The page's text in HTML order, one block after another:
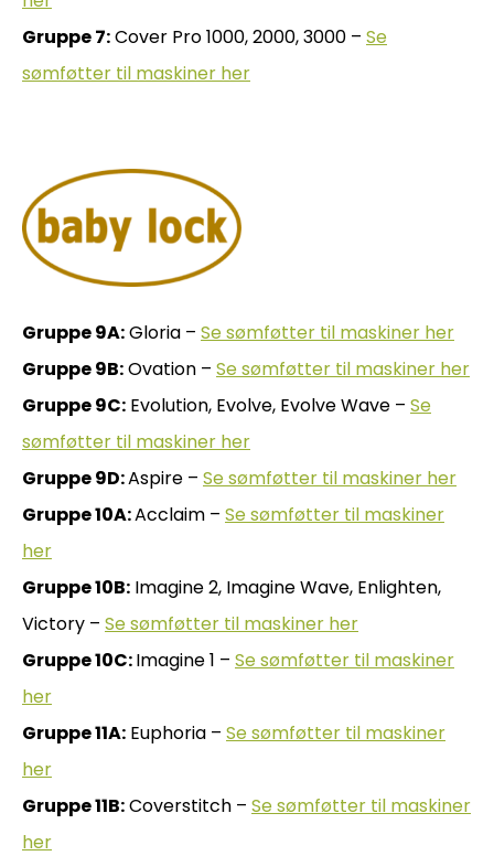
Gruppe 7:Cover Pro 1000, 2000, 3000 – Se
sømføtter til maskiner her
Gruppe 9A:Gloria – Se sømføtter til maskiner her
Gruppe 9B:Ovation – Se sømføtter til maskiner her
Gruppe 9C: Evolution, Evolve, Evolve Wave – Se
sømføtter til maskiner her
Gruppe 9D:Aspire – Se sømføtter til maskiner her
Gruppe 10A:Acclaim – Se sømføtter til maskiner
her
Gruppe 10B: Imagine 2, Imagine Wave, Enlighten,
Victory – Se sømføtter til maskiner her
Gruppe 10C:Imagine 1 – Se sømføtter til maskiner
her
Gruppe 11A: Euphoria – Se sømføtter til maskiner
her
Gruppe 11B:Coverstitch – Se sømføtter til maskiner
her